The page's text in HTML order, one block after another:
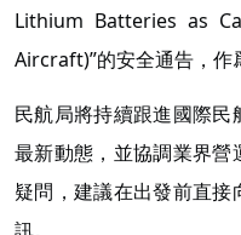
Lithium Batteries as
Aircraft)”的安全通告，作
民航局將持續跟進國際
最新動態，並協調業界
疑問，建議在出發前直